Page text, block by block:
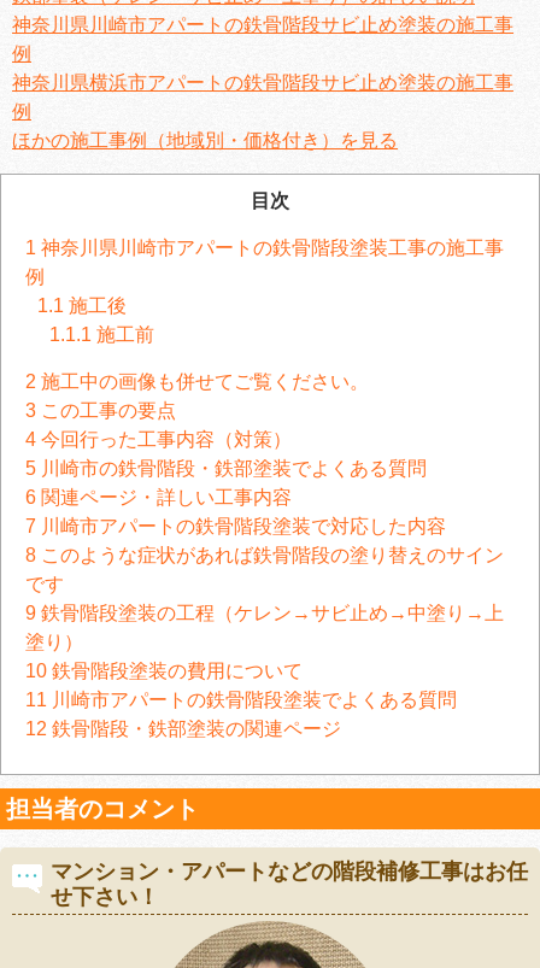
神奈川県川崎市アパートの鉄骨階段サビ止め塗装の施工事
例
神奈川県横浜市アパートの鉄骨階段サビ止め塗装の施工事
例
ほかの施工事例（地域別・価格付き）を見る
目次
1 神奈川県川崎市アパートの鉄骨階段塗装工事の施工事
例
1.1 施工後
1.1.1 施工前
2 施工中の画像も併せてご覧ください。
3 この工事の要点
4 今回行った工事内容（対策）
5 川崎市の鉄骨階段・鉄部塗装でよくある質問
6 関連ページ・詳しい工事内容
7 川崎市アパートの鉄骨階段塗装で対応した内容
8 このような症状があれば鉄骨階段の塗り替えのサイン
です
9 鉄骨階段塗装の工程（ケレン→サビ止め→中塗り→上
塗り）
10 鉄骨階段塗装の費用について
11 川崎市アパートの鉄骨階段塗装でよくある質問
12 鉄骨階段・鉄部塗装の関連ページ
担当者のコメント
マンション・アパートなどの階段補修工事はお任
せ下さい！